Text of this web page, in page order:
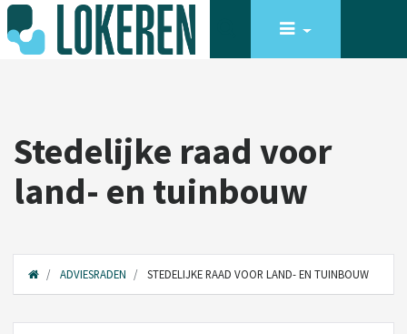
Stedelijke raad voor
land- en tuinbouw
ADVIESRADEN STEDELIJKE RAAD VOOR LAND- EN TUINBOUW